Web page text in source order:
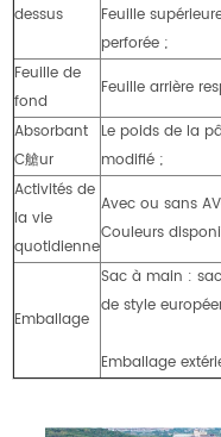
dessus
Feuille
perforée ;
Feuille de
fond
Feuille arrière
Absorbant
C艙ur
Le poids de la
modifié ;
Activités de
la vie
quotidienne
Avec ou sans
Couleurs
Emballage
Sac à main :
de style
Emballage